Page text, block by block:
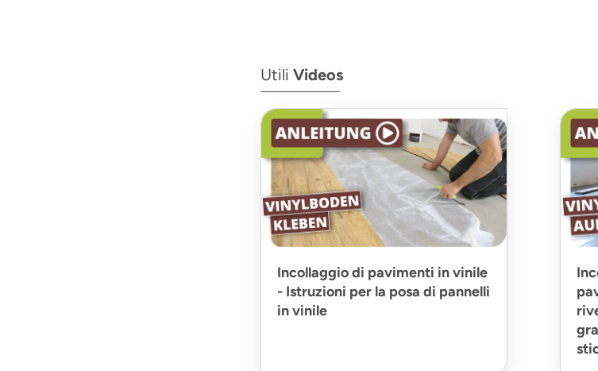
Utili Videos
Incollaggio di pavimenti in vinile
- Istruzioni per la posa di pannelli
in vinile